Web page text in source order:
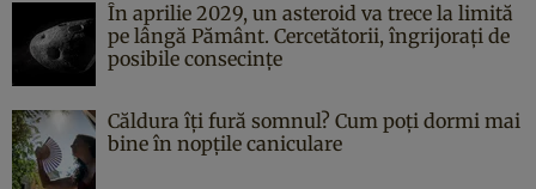
În aprilie 2029, un asteroid va trece la limită
pe lângă Pământ. Cercetătorii, îngrijorați de
posibile consecințe
Căldura îți fură somnul? Cum poți dormi mai
bine în nopțile caniculare